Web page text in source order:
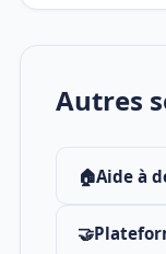
Autres
🏠Aide à
🤝